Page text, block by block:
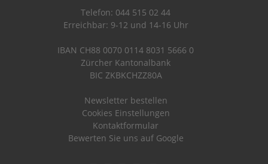
Telefon: 044 515 02 44
Erreichbar: 9-12 und 14-16 Uhr
IBAN CH88 0070 0114 8031 5666 0
Zürcher Kantonalbank
BIC ZKBKCHZZ80A
Newsletter bestellen
Cookies Einstellungen
Kontaktformular
Bewerten Sie uns auf Google